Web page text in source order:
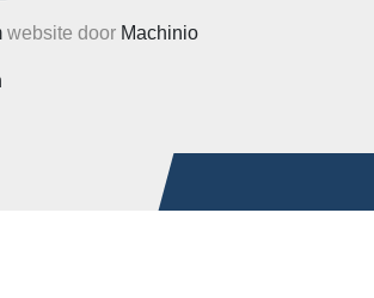
website door Machinio